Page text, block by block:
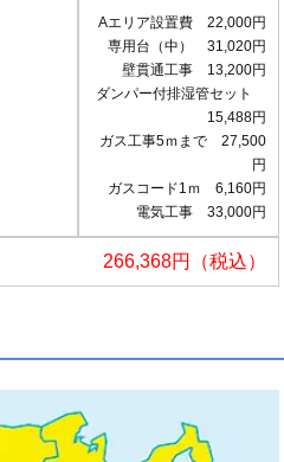
Aエリア設置費 22,000円
専用台（中） 31,020円
壁貫通工事 13,200円
ダンパー付排湿管セット
15,488円
ガス工事5ｍまで 27,500
円
ガスコード1ｍ 6,160円
電気工事 33,000円
266,368円（税込）